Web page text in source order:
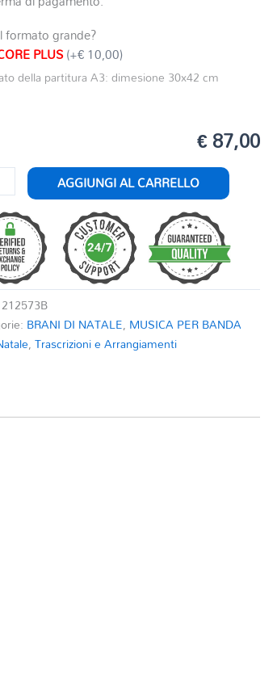
formato grande?
PLUS(+€ 10,00)
della partitura A3: dimesione 30x42 cm
€ 87,00
AGGIUNGI AL CARRELLO
212573B
BRANI DI NATALE, MUSICA PER BANDA
,Trascrizioni e Arrangiamenti